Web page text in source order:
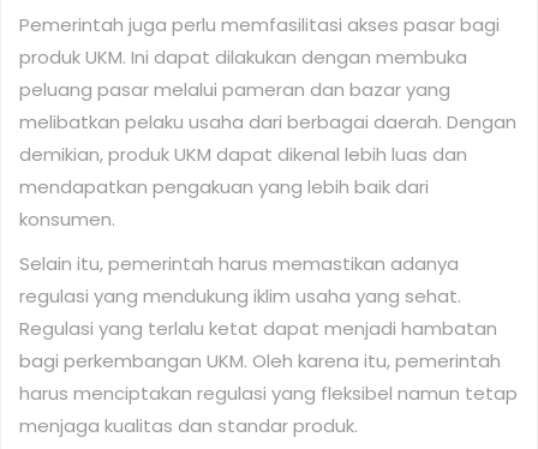
Pemerintah juga perlu memfasilitasi akses pasar bagi
produk UKM. Ini dapat dilakukan dengan membuka
peluang pasar melalui pameran dan bazar yang
melibatkan pelaku usaha dari berbagai daerah. Dengan
demikian, produk UKM dapat dikenal lebih luas dan
mendapatkan pengakuan yang lebih baik dari
konsumen.
Selain itu, pemerintah harus memastikan adanya
regulasi yang mendukung iklim usaha yang sehat.
Regulasi yang terlalu ketat dapat menjadi hambatan
bagi perkembangan UKM. Oleh karena itu, pemerintah
harus menciptakan regulasi yang fleksibel namun tetap
menjaga kualitas dan standar produk.